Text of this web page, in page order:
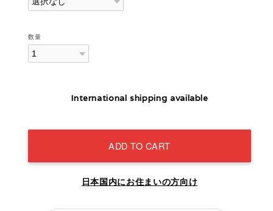
数量
International shipping available
ADD TO CART
日本国内にお住まいの方向け